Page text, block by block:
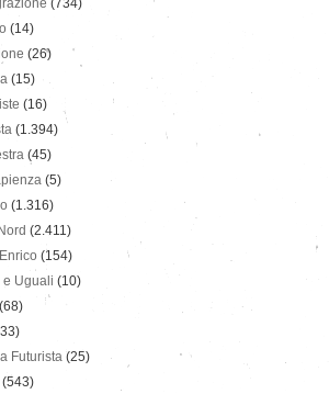
(734)
(14)
(26)
(15)
(16)
(1.394)
(45)
(5)
(1.316)
(2.411)
(154)
e Uguali (10)
(68)
Futurista (25)
(543)